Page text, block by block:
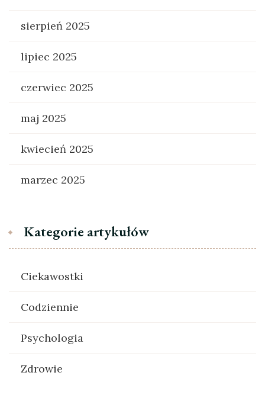
sierpień 2025
lipiec 2025
czerwiec 2025
maj 2025
kwiecień 2025
marzec 2025
Kategorie artykułów
Ciekawostki
Codziennie
Psychologia
Zdrowie